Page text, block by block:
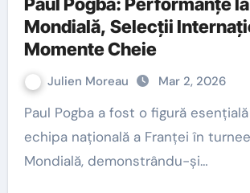
Mondială, Selecții
Momente Cheie
Julien Moreau Mar 2, 2026
Paul Pogba a fost o figură esențială pentru
echipa națională a Franței în
Mondială, demonstrându-și…